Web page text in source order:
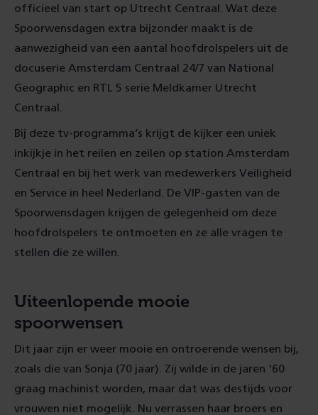
officieel van start op Utrecht Centraal. Wat deze
Spoorwensdagen extra bijzonder maakt is de
aanwezigheid van een aantal hoofdrolspelers uit de
docuserie Amsterdam Centraal 24/7 van National
Geographic en RTL 5 serie Meldkamer Utrecht
Centraal.
Bij deze tv-programma’s krijgt de kijker een uniek
inkijkje in het reilen en zeilen op station Amsterdam
Centraal en bij het werk van medewerkers Veiligheid
en Service in heel Nederland. De VIP-gasten van de
Spoorwensdagen krijgen de gelegenheid om deze
hoofdrolspelers te ontmoeten en ze alle vragen te
stellen die ze willen.
Uiteenlopende mooie
spoorwensen
Dit jaar zijn er weer mooie en ontroerende wensen bij,
zoals die van Sonja (70 jaar). Zij wilde in de jaren '60
graag machinist worden, maar dat was destijds voor
vrouwen niet mogelijk. Nu verrassen haar broers en